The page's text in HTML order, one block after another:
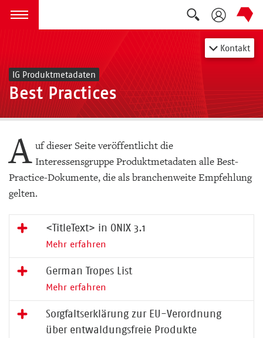
zum Inhalt springen
Menü öffnen
Suche
Kontakt
IG Produktmetadaten
Best Practices
A uf dieser Seite veröffentlicht die
Interessensgruppe Produktmetadaten alle Best-
Practice-Dokumente, die als branchenweite Empfehlung
gelten.
<TitleText> in ONIX 3.1
Mehr erfahren
German Tropes List
Mehr erfahren
Sorgfaltserklärung zur EU-Verordnung
über entwaldungsfreie Produkte